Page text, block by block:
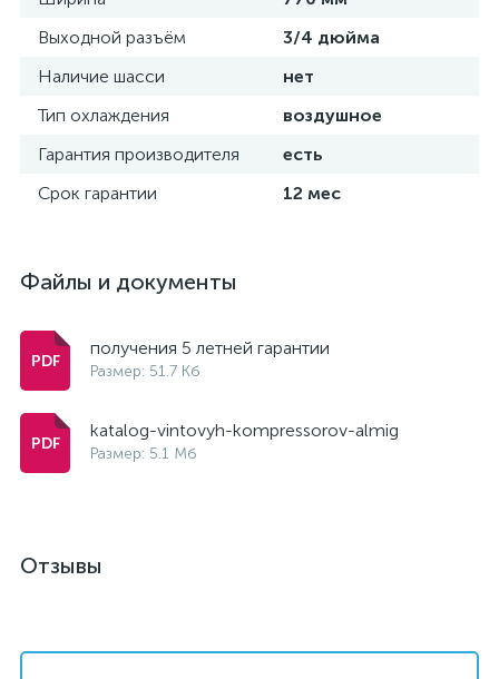
Выходной разъём
3/4 дюйма
Наличие шасси
нет
Тип охлаждения
воздушное
Гарантия производителя
есть
Срок гарантии
12 мес
Файлы и документы
получения 5 летней гарантии
Размер: 51.7 Кб
katalog-vintovyh-kompressorov-almig
Размер: 5.1 Мб
Отзывы